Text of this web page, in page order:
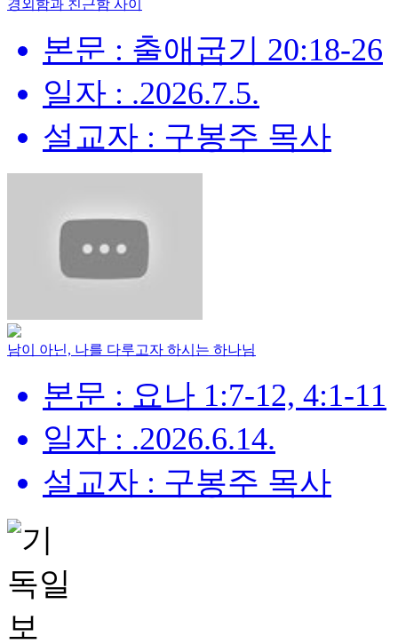
경외함과 친근함 사이
본문 : 출애굽기 20:18-26
일자 : .2026.7.5.
설교자 : 구봉주 목사
남이 아닌, 나를 다루고자 하시는 하나님
본문 : 요나 1:7-12, 4:1-11
일자 : .2026.6.14.
설교자 : 구봉주 목사